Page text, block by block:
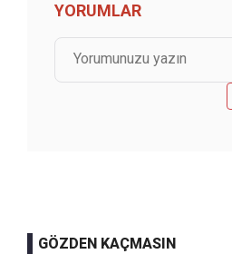
YORUMLAR
GÖZDEN KAÇMASIN